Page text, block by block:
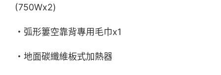
(750Wx2)
・弧形簍空靠背專用毛巾x1
・地面碳纖維板式加熱器